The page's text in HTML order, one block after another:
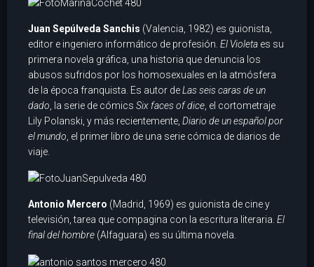
Juan Sepúlveda Sanchis (Valencia, 1982) es guionista,
editor e ingeniero informático de profesión. El Violeta es su
primera novela gráfica, una historia que denuncia los
abusos sufridos por los homosexuales en la atmósfera
de la época franquista. Es autor deLas seis caras de un
dado , la serie de cómics Six faces of dice , el cortometraje
Lily Polanski, y más recientemente, Diario de un español por
el mundo , el primer libro de una serie cómica de diarios de
viaje.
Antonio Mercero (Madrid, 1969) es guionista de cine y
televisión, tarea que compagina con la escritura literaria. El
final del hombre (Alfaguara) es su última novela.